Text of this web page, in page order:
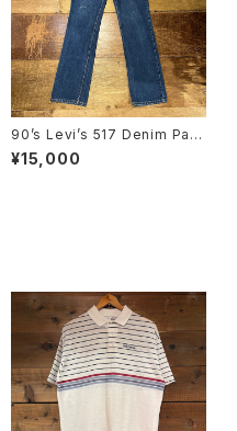
90’s Levi’s 517 Denim Pant
s “USA MADE”
¥15,000